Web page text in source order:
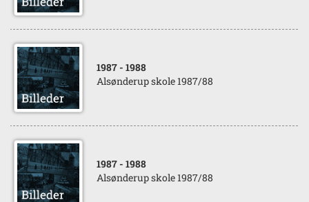
1987 - 1988
Alsønderup skole 1987/88
1987 - 1988
Alsønderup skole 1987/88